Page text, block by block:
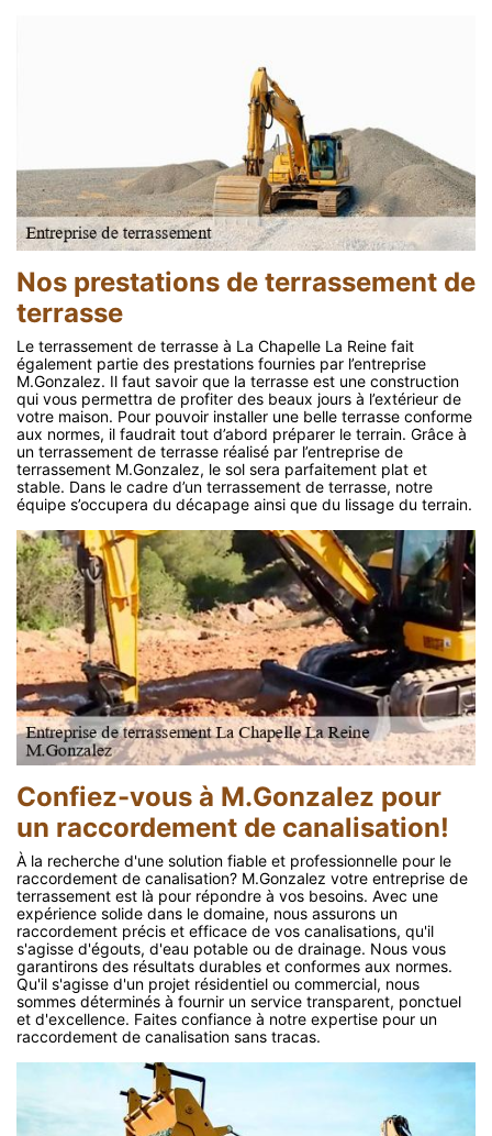
Nos prestations de terrassement de
terrasse
Le terrassement de terrasse à La Chapelle La Reine fait
également partie des prestations fournies par l’entreprise
M.Gonzalez. Il faut savoir que la terrasse est une construction
qui vous permettra de profiter des beaux jours à l’extérieur de
votre maison. Pour pouvoir installer une belle terrasse conforme
aux normes, il faudrait tout d’abord préparer le terrain. Grâce à
un terrassement de terrasse réalisé par l’entreprise de
terrassement M.Gonzalez, le sol sera parfaitement plat et
stable. Dans le cadre d’un terrassement de terrasse, notre
équipe s’occupera du décapage ainsi que du lissage du terrain.
Confiez-vous à M.Gonzalez pour
un raccordement de canalisation!
À la recherche d'une solution fiable et professionnelle pour le
raccordement de canalisation? M.Gonzalez votre entreprise de
terrassement est là pour répondre à vos besoins. Avec une
expérience solide dans le domaine, nous assurons un
raccordement précis et efficace de vos canalisations, qu'il
s'agisse d'égouts, d'eau potable ou de drainage. Nous vous
garantirons des résultats durables et conformes aux normes.
Qu'il s'agisse d'un projet résidentiel ou commercial, nous
sommes déterminés à fournir un service transparent, ponctuel
et d'excellence. Faites confiance à notre expertise pour un
raccordement de canalisation sans tracas.